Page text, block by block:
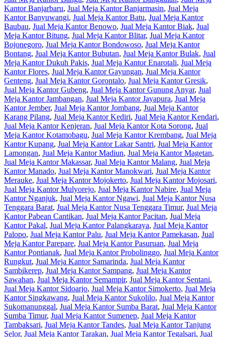
Kantor Banjarbaru, Jual Meja Kantor Banjarmasin, Jual Meja
Kantor Banyuwangi, Jual Meja Kantor Batu, Jual Meja Kantor
Baubau, Jual Meja Kantor Benowo, Jual Meja Kantor Biak, Jual
Meja Kantor Bitung, Jual Meja Kantor Blitar, Jual Meja Kantor
Bojonegoro, Jual Meja Kantor Bondowoso, Jual Meja Kantor
Bontang, Jual Meja Kantor Bubutan, Jual Meja Kantor Bulak, Jual
Meja Kantor Dukuh Pakis, Jual Meja Kantor Enarotali, Jual Meja
Kantor Flores, Jual Meja Kantor Gayungan, Jual Meja Kantor
Genteng, Jual Meja Kantor Gorontalo, Jual Meja Kantor Gresik,
Jual Meja Kantor Gubeng, Jual Meja Kantor Gunung Anyar, Jual
Meja Kantor Jambangan, Jual Meja Kantor Jayapura, Jual Meja
Kantor Jember, Jual Meja Kantor Jombang, Jual Meja Kantor
Karang Pilang, Jual Meja Kantor Kediri, Jual Meja Kantor Kendari,
Jual Meja Kantor Kenjeran, Jual Meja Kantor Kota Sorong, Jual
Meja Kantor Kotamobagu, Jual Meja Kantor Krembang, Jual Meja
Kantor Kupang, Jual Meja Kantor Lakar Santri, Jual Meja Kantor
Lamongan, Jual Meja Kantor Madiun, Jual Meja Kantor Magetan,
Jual Meja Kantor Makassar, Jual Meja Kantor Malang, Jual Meja
Kantor Manado, Jual Meja Kantor Manokwari, Jual Meja Kantor
Merauke, Jual Meja Kantor Mojokerto, Jual Meja Kantor Mojosari,
Jual Meja Kantor Mulyorejo, Jual Meja Kantor Nabire, Jual Meja
Kantor Nganjuk, Jual Meja Kantor Ngawi, Jual Meja Kantor Nusa
Tenggara Barat, Jual Meja Kantor Nusa Tenggara Timur, Jual Meja
Kantor Pabean Cantikan, Jual Meja Kantor Pacitan, Jual Meja
Kantor Pakal, Jual Meja Kantor Palangkaraya, Jual Meja Kantor
Palopo, Jual Meja Kantor Palu, Jual Meja Kantor Pamekasan, Jual
Meja Kantor Parepare, Jual Meja Kantor Pasuruan, Jual Meja
Kantor Pontianak, Jual Meja Kantor Probolinggo, Jual Meja Kantor
Rungkut, Jual Meja Kantor Samarinda, Jual Meja Kantor
Sambikerep, Jual Meja Kantor Sampang, Jual Meja Kantor
Sawahan, Jual Meja Kantor Semampir, Jual Meja Kantor Sentani,
Jual Meja Kantor Sidoarjo, Jual Meja Kantor Simokerto, Jual Meja
Kantor Singkawang, Jual Meja Kantor Sukolilo, Jual Meja Kantor
Sukomanunggal, Jual Meja Kantor Sumba Barat, Jual Meja Kantor
Sumba Timur, Jual Meja Kantor Sumenep, Jual Meja Kantor
Tambaksari, Jual Meja Kantor Tandes, Jual Meja Kantor Tanjung
Selor, Jual Meja Kantor Tarakan, Jual Meja Kantor Tegalsari, Jual